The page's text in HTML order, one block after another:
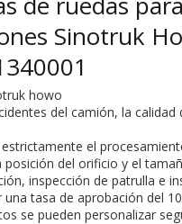
camiones mineros
Sinotruk
howo
del camión, la
estrictamente el
posición del orificio y el
inspección de patrulla e
una tasa de aprobación del
se pueden personalizar